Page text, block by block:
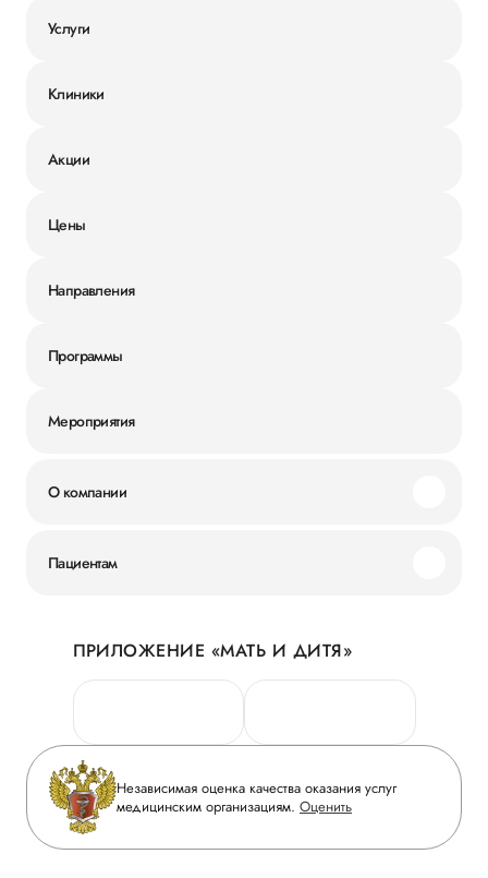
Услуги
Клиники
Акции
Цены
Направления
Программы
Мероприятия
О компании
Новости
Руководство
Сотрудничество
Инвесторам
Журнал «Мать и дитя»
Вакансии
Пациентам
Личный кабинет
Персональные данные
Горячая линия качества
Вопрос-ответ
Приложение пациента
Статьи
ПРИЛОЖЕНИЕ «МАТЬ И ДИТЯ»
Независимая оценка качества оказания услуг
медицинским организациям. Оценить